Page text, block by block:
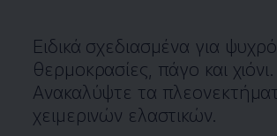
Ειδικά σχεδιασμένα για
θερμοκρασίες, πάγο και χιόνι.
Ανακαλύψτε τα
χειμερινών ελαστικών.